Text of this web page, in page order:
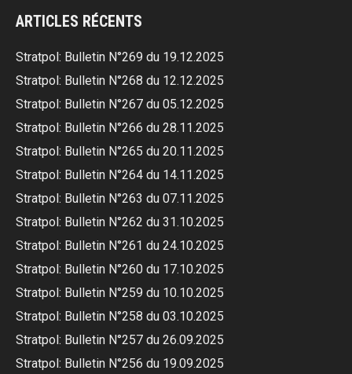
ARTICLES RÉCENTS
Stratpol: Bulletin N°269 du 19.12.2025
Stratpol: Bulletin N°268 du 12.12.2025
Stratpol: Bulletin N°267 du 05.12.2025
Stratpol: Bulletin N°266 du 28.11.2025
Stratpol: Bulletin N°265 du 20.11.2025
Stratpol: Bulletin N°264 du 14.11.2025
Stratpol: Bulletin N°263 du 07.11.2025
Stratpol: Bulletin N°262 du 31.10.2025
Stratpol: Bulletin N°261 du 24.10.2025
Stratpol: Bulletin N°260 du 17.10.2025
Stratpol: Bulletin N°259 du 10.10.2025
Stratpol: Bulletin N°258 du 03.10.2025
Stratpol: Bulletin N°257 du 26.09.2025
Stratpol: Bulletin N°256 du 19.09.2025